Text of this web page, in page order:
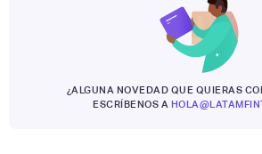
¿ALGUNA NOVEDAD QUE QUIERAS
ESCRÍBENOS A